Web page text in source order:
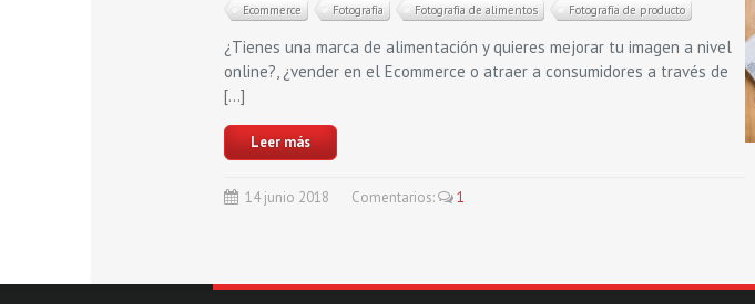
Ecommerce Fotografía Fotografía de alimentos Fotografía de producto
¿Tienes una marca de alimentación y quieres mejorar tu imagen a nivel
online?, ¿vender en el Ecommerce o atraer a consumidores a través de
[…]
Leer más
14 junio 2018 Comentarios: 1